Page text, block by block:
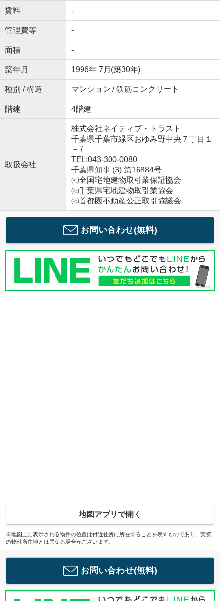
賃料 -
管理費等 -
面積 -
築年月 1996年 7月(築30年)
種別 / 構造 マンション / 鉄筋コンクリート
階建 4階建
取扱会社
株式会社ネイティブ・トラスト
千葉県千葉市緑区おゆみ野中央７丁目１
－7
TEL:043-300-0080
千葉県知事 (3) 第16884号
㈳全国宅地建物取引業保証協会
㈳千葉県宅地建物取引業協会
㈳首都圏不動産公正取引協議会
お問い合わせ(無料)
地図アプリで開く
※地図上に表示される物件の位置は付近住所に所在することを表すものであり、実際
の物件所在地とは異なる場合がございます。
お問い合わせ(無料)